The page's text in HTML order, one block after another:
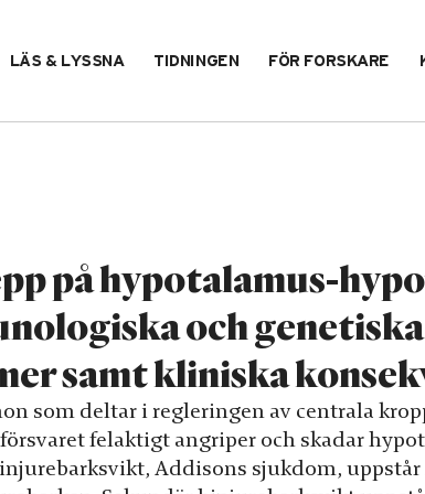
LÄS & LYSSNA TIDNINGEN FÖR FORSKARE
på hypotalamus-
och genetiska
samt kliniska
som deltar i regleringen av centrala
felaktigt angriper och skadar
Addisons sjukdom,